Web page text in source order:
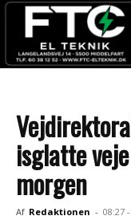
isglatte
morgen
Af Redaktionen - 08:27